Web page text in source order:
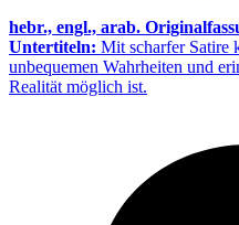
hebr., engl., arab.
Untertiteln: Mit scharfer Satire
unbequemen Wahrheiten und
Realität möglich ist.